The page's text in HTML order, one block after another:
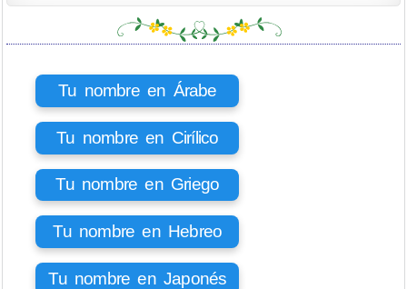
Tu nombre en Árabe
Tu nombre en Cirílico
Tu nombre en Griego
Tu nombre en Hebreo
Tu nombre en Japonés